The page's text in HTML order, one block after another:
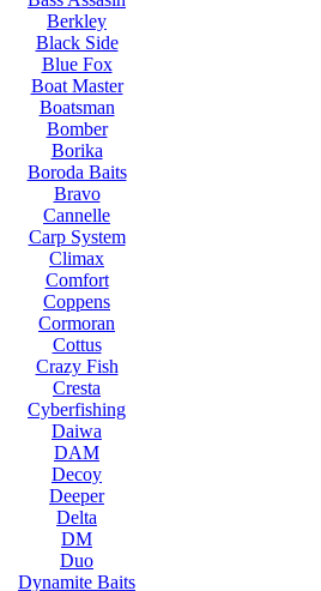
Berkley
Black Side
Blue Fox
Boat Master
Boatsman
Bomber
Borika
Boroda Baits
Bravo
Cannelle
Carp System
Climax
Comfort
Coppens
Cormoran
Cottus
Crazy Fish
Cresta
Cyberfishing
Daiwa
DAM
Decoy
Deeper
Delta
DM
Duo
Dynamite Baits